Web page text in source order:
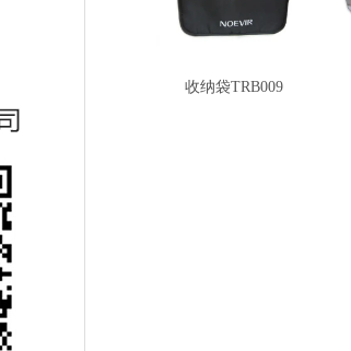
收纳袋TRB009